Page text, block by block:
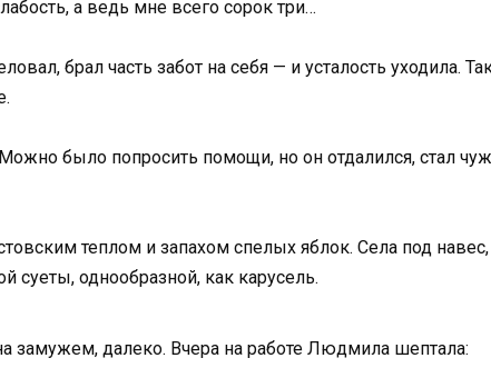
а ведь мне всего сорок три…
брал часть забот на себя — и усталость уходила.
было попросить помощи, но он отдалился, стал
теплом и запахом спелых яблок. Села под
суеты, однообразной, как карусель.
замужем, далеко. Вчера на работе Людмила шептала: